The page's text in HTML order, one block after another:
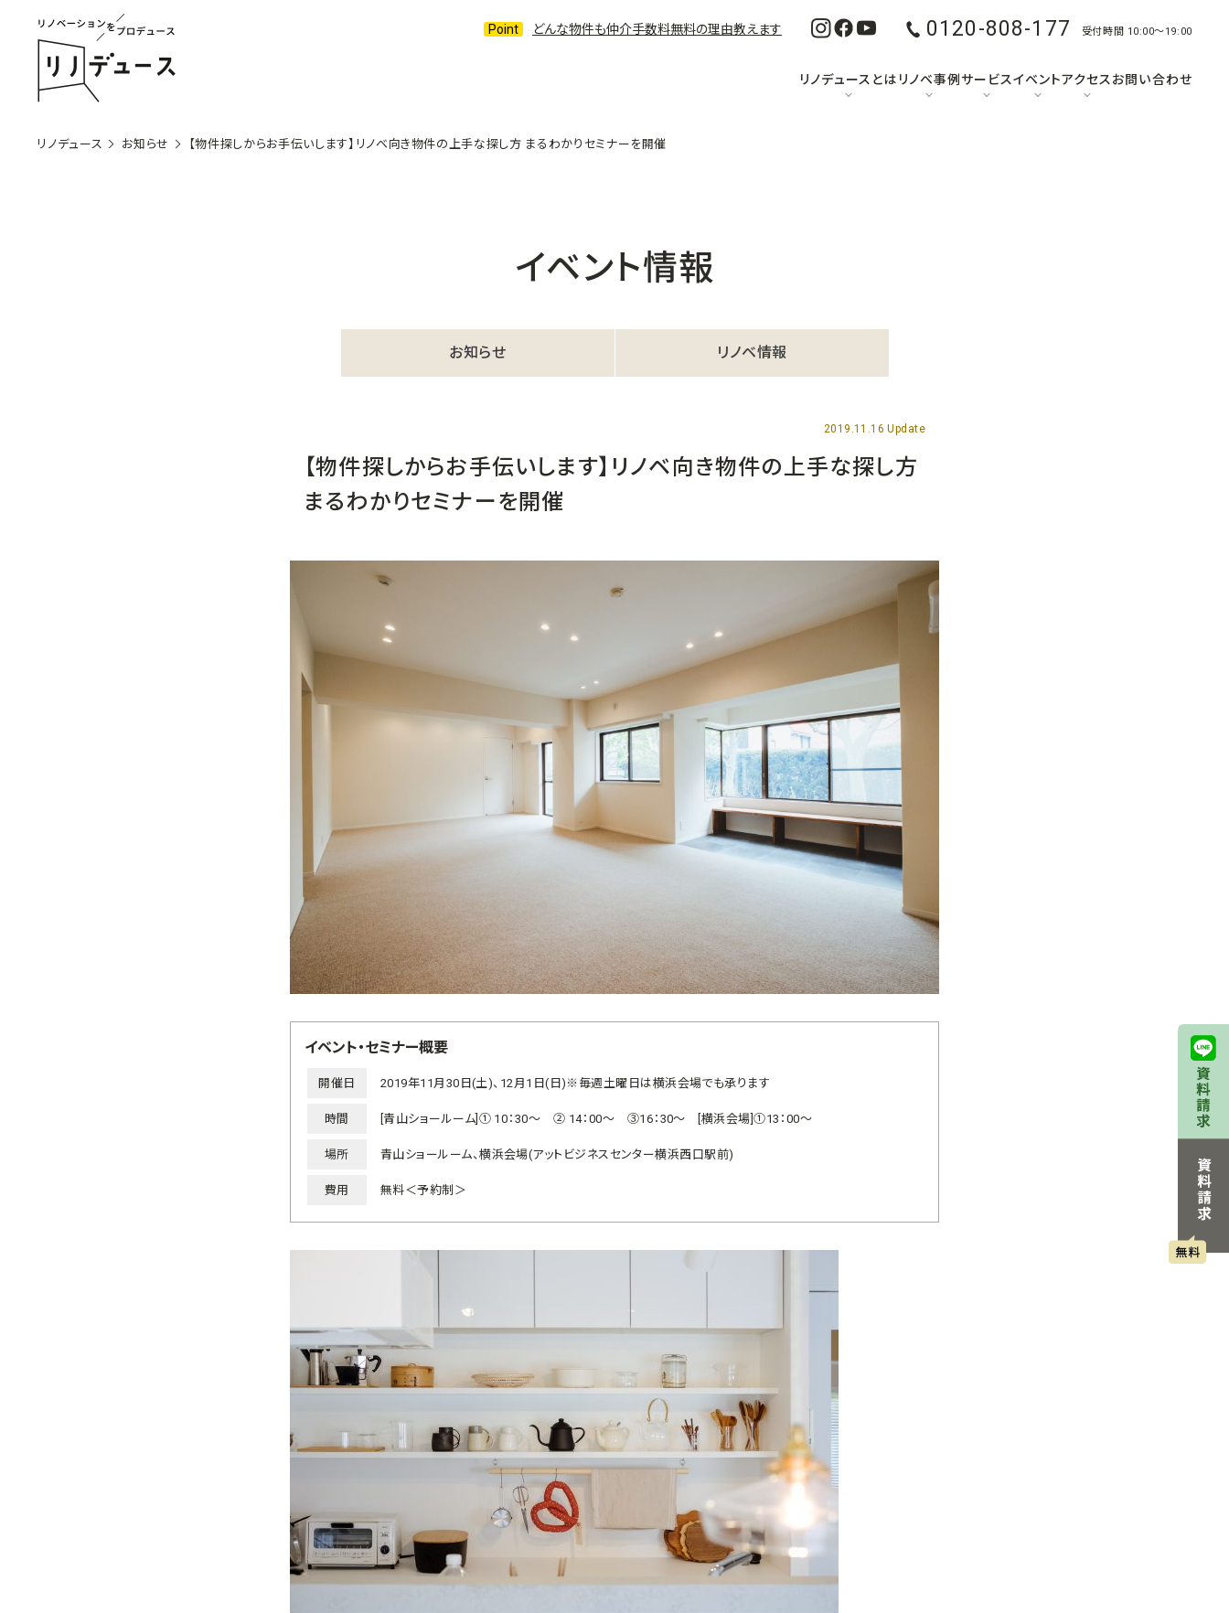
どんな物件も仲介手数料無料の理由教えます 0120-808-177 受付時間 10:00〜19:00
リノデュースとは リノベ事例サービスイベントアクセス お問い合わせ
リノデュース お知らせ 【物件探しからお手伝いします】リノベ向き物件の上手な探し方 まるわかりセミナーを開催
イベント情報
お知らせ リノベ情報
2019.11.16 Update
【物件探しからお手伝いします】リノベ向き物件の上手な探し方
まるわかりセミナーを開催
イベント・セミナー概要
開催日 2019年11月30日(土)、12月1日(日)※毎週土曜日は横浜会場でも承ります
時間 [青山ショールーム]① 10：30～ ② 14：00～ ③16：30～ [横浜会場]①13：00～
場所 青山ショールーム、横浜会場(アットビジネスセンター横浜西口駅前)
費用 無料＜予約制＞